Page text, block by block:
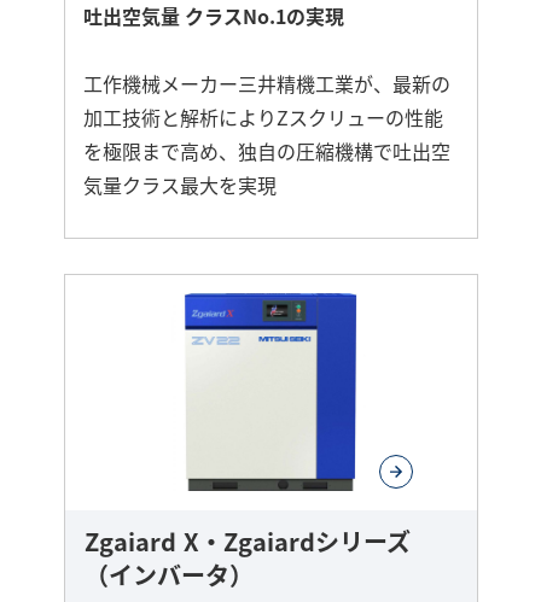
吐出空気量 クラスNo.1の実現
工作機械メーカー三井精機工業が、最新の
加工技術と解析によりZスクリューの性能
を極限まで高め、独自の圧縮機構で吐出空
気量クラス最大を実現
ら
に
Zgaiard X・Zgaiardシリーズ
（インバータ）